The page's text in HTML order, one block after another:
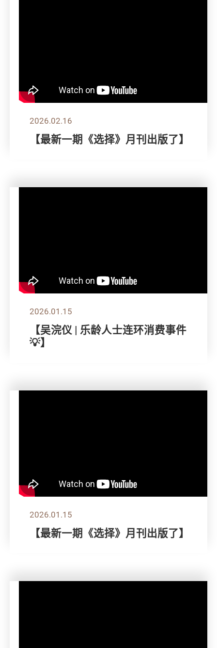
2026.02.16
【最新一期《选择》月刊出版了】
2026.01.15
【吴浣仪 | 乐龄人士连环消费事件
💡】
2026.01.15
【最新一期《选择》月刊出版了】